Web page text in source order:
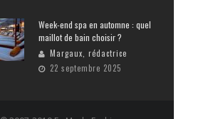
Week-end spa en automne : quel
maillot de bain choisir ?
Margaux, rédactrice
22 septembre 2025